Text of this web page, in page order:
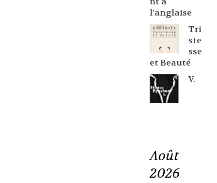
l'anglaise
Tri
ste
sse
et Beauté
V.
Août
2026